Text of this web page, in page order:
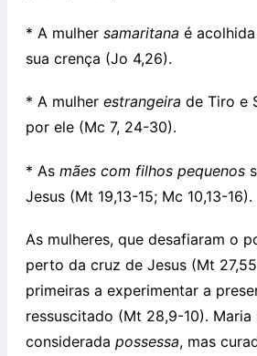
* A mulher samaritana é
sua crença (Jo 4,26).
* A mulher estrangeira de Tiro e
por ele (Mc 7, 24-30).
* As mães com filhos pequenos
Jesus (Mt 19,13-15; Mc 10,13-16).
As mulheres, que desafiaram o
perto da cruz de Jesus (Mt
primeiras a experimentar a
ressuscitado (Mt 28,9-10). Maria
considerada possessa, mas